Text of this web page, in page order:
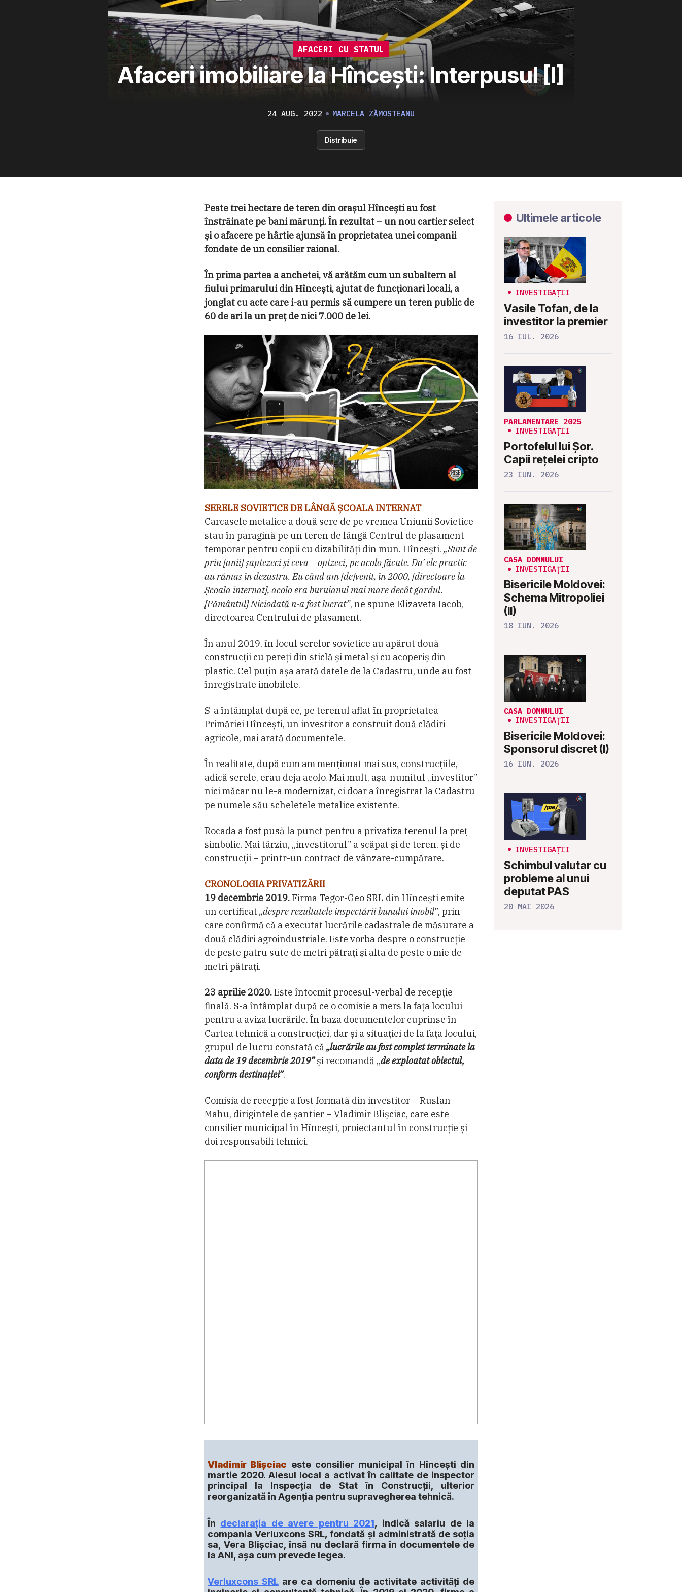
AFACERI CU STATUL
Afaceri imobiliare la Hîncești: Interpusul [I]
24 AUG. 2022 MARCELA ZĂMOSTEANU
Distribuie
Peste trei hectare de teren din orașul Hîncești au fost
înstrăinate pe bani mărunți. În rezultat – un nou cartier select
și o afacere pe hârtie ajunsă în proprietatea unei companii
fondate de un consilier raional.
În prima partea a anchetei, vă arătăm cum un subaltern al
fiului primarului din Hîncești, ajutat de funcționari locali, a
jonglat cu acte care i-au permis să cumpere un teren public de
60 de ari la un preț de nici 7.000 de lei.
SERELE SOVIETICE DE LÂNGĂ ȘCOALA INTERNAT
Carcasele metalice a două sere de pe vremea Uniunii Sovietice
stau în paragină pe un teren de lângă Centrul de plasament
temporar pentru copii cu dizabilități din mun. Hîncești. „Sunt de
prin [anii] șaptezeci și ceva – optzeci, pe acolo făcute. Da’ ele practic
au rămas în dezastru. Eu când am [de]venit, în 2000, [directoare la
Școala internat], acolo era buruianul mai mare decât gardul.
[Pământul] Niciodată n-a fost lucrat”, ne spune Elizaveta Iacob,
directoarea Centrului de plasament.
În anul 2019, în locul serelor sovietice au apărut două
construcții cu pereți din sticlă și metal și cu acoperiș din
plastic. Cel puțin așa arată datele de la Cadastru, unde au fost
înregistrate imobilele.
S-a întâmplat după ce, pe terenul aflat în proprietatea
Primăriei Hîncești, un investitor a construit două clădiri
agricole, mai arată documentele.
În realitate, după cum am menționat mai sus, construcțiile,
adică serele, erau deja acolo. Mai mult, așa-numitul „investitor”
nici măcar nu le-a modernizat, ci doar a înregistrat la Cadastru
pe numele său scheletele metalice existente.
Rocada a fost pusă la punct pentru a privatiza terenul la preț
simbolic. Mai târziu, „investitorul” a scăpat și de teren, și de
construcții – printr-un contract de vânzare-cumpărare.
CRONOLOGIA PRIVATIZĂRII
19 decembrie 2019.Firma Tegor-Geo SRL din Hîncești emite
un certificat „despre rezultatele inspectării bunului imobil”, prin
care confirmă că a executat lucrările cadastrale de măsurare a
două clădiri agroindustriale. Este vorba despre o construcție
de peste patru sute de metri pătrați și alta de peste o mie de
metri pătrați.
23 aprilie 2020.Este întocmit procesul-verbal de recepție
finală. S-a întâmplat după ce o comisie a mers la fața locului
pentru a aviza lucrările. În baza documentelor cuprinse în
Cartea tehnică a construcției, dar și a situației de la fața locului,
grupul de lucru constată că„lucrările au fost complet terminate la
data de 19 decembrie 2019”și recomandă „de exploatat obiectul,
conform destinației”.
Comisia de recepție a fost formată din investitor – Ruslan
Mahu, dirigintele de șantier – Vladimir Blișciac, care este
consilier municipal în Hîncești, proiectantul în construcție și
doi responsabili tehnici.
Vladimir Blișciac este consilier municipal în Hîncești din
martie 2020. Alesul local a activat în calitate de inspector
principal la Inspecția de Stat în Construcții, ulterior
reorganizată în Agenția pentru supravegherea tehnică.
În declarația de avere pentru 2021, indică salariu de la
compania Verluxcons SRL, fondată și administrată de soția
sa, Vera Blișciac, însă nu declară firma în documentele de
la ANI, așa cum prevede legea.
Verluxcons SRLare ca domeniu de activitate activităţi de
Ultimele articole
INVESTIGAȚII
Vasile Tofan, de la
investitor la premier
16 IUL. 2026
PARLAMENTARE 2025
INVESTIGAȚII
Portofelul lui Șor.
Capii rețelei cripto
23 IUN. 2026
CASA DOMNULUI
INVESTIGAȚII
Bisericile Moldovei:
Schema Mitropoliei
(II)
18 IUN. 2026
CASA DOMNULUI
INVESTIGAȚII
Bisericile Moldovei:
Sponsorul discret (I)
16 IUN. 2026
INVESTIGAȚII
Schimbul valutar cu
probleme al unui
deputat PAS
20 MAI 2026